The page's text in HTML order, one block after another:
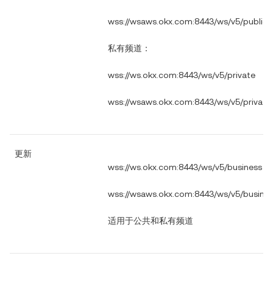
wss://wsaws.okx.com:8443/ws/v5/public
私有频道：
wss://ws.okx.com:8443/ws/v5/private
wss://wsaws.okx.com:8443/ws/v5/private
更新
wss://ws.okx.com:8443/ws/v5/business
wss://wsaws.okx.com:8443/ws/v5/
适用于公共和私有频道